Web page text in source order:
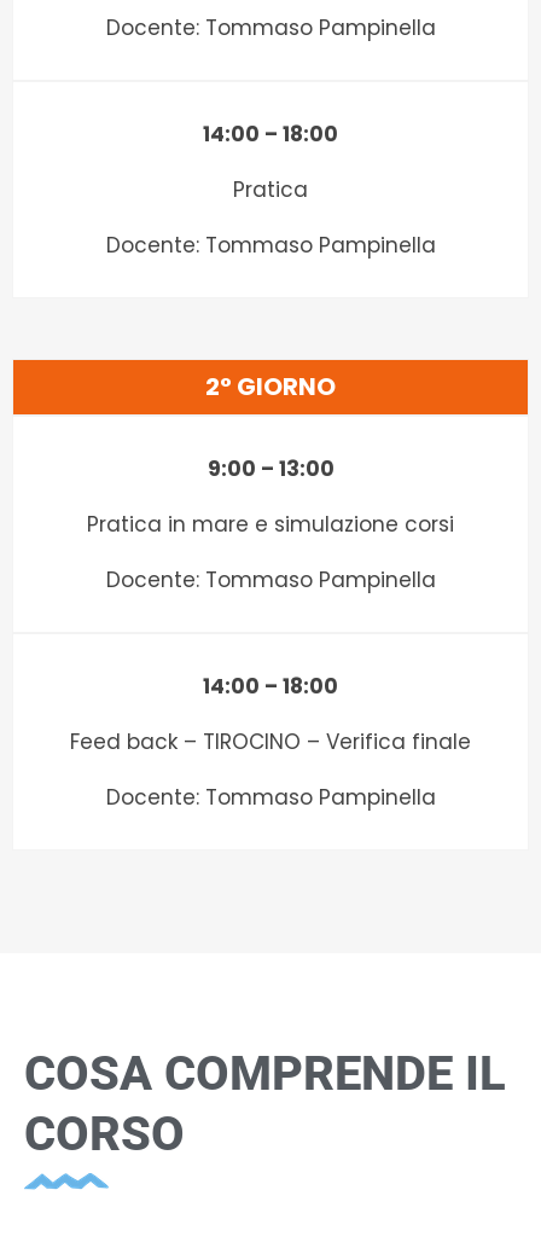
Docente: Tommaso Pampinella
14:00 – 18:00
Pratica
Docente: Tommaso Pampinella
2° GIORNO
9:00 – 13:00
Pratica in mare e simulazione corsi
Docente: Tommaso Pampinella
14:00 – 18:00
Feed back – TIROCINO – Verifica finale
Docente: Tommaso Pampinella
COSA COMPRENDE IL
CORSO